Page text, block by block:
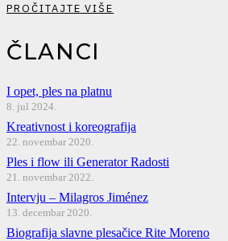
PROČITAJTE VIŠE
ČLANCI
I opet, ples na platnu
8. jul 2024.
Kreativnost i koreografija
22. novembar 2020.
Ples i flow ili Generator Radosti
21. novembar 2022.
Intervju – Milagros Jiménez
13. decembar 2020.
Biografija slavne plesačice Rite Moreno